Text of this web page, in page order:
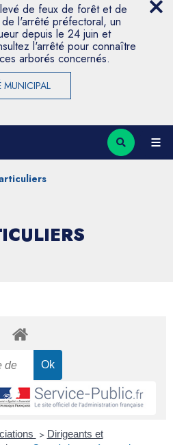
de feux de forêt et de
l'arrêté préfectoral, un
depuis le 24 juin et
l'arrêté pour connaître
arborés concernés.
MUNICIPAL
> Dirigeants et